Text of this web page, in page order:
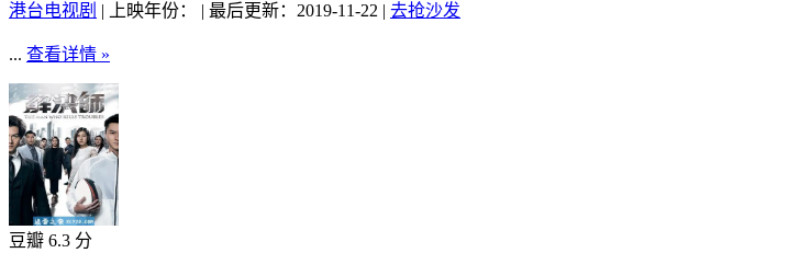
港台电视剧 | 上映年份： | 最后更新：2019-11-22 | 去抢沙发
... 查看详情 »
豆瓣 6.3 分